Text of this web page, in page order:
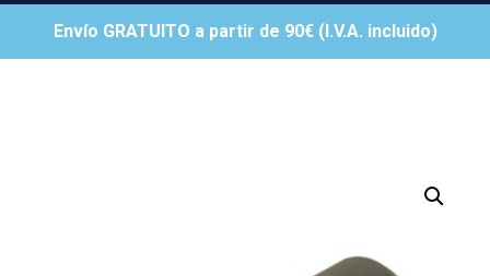
Envío GRATUITO a partir de 90€ (I.V.A. incluido)